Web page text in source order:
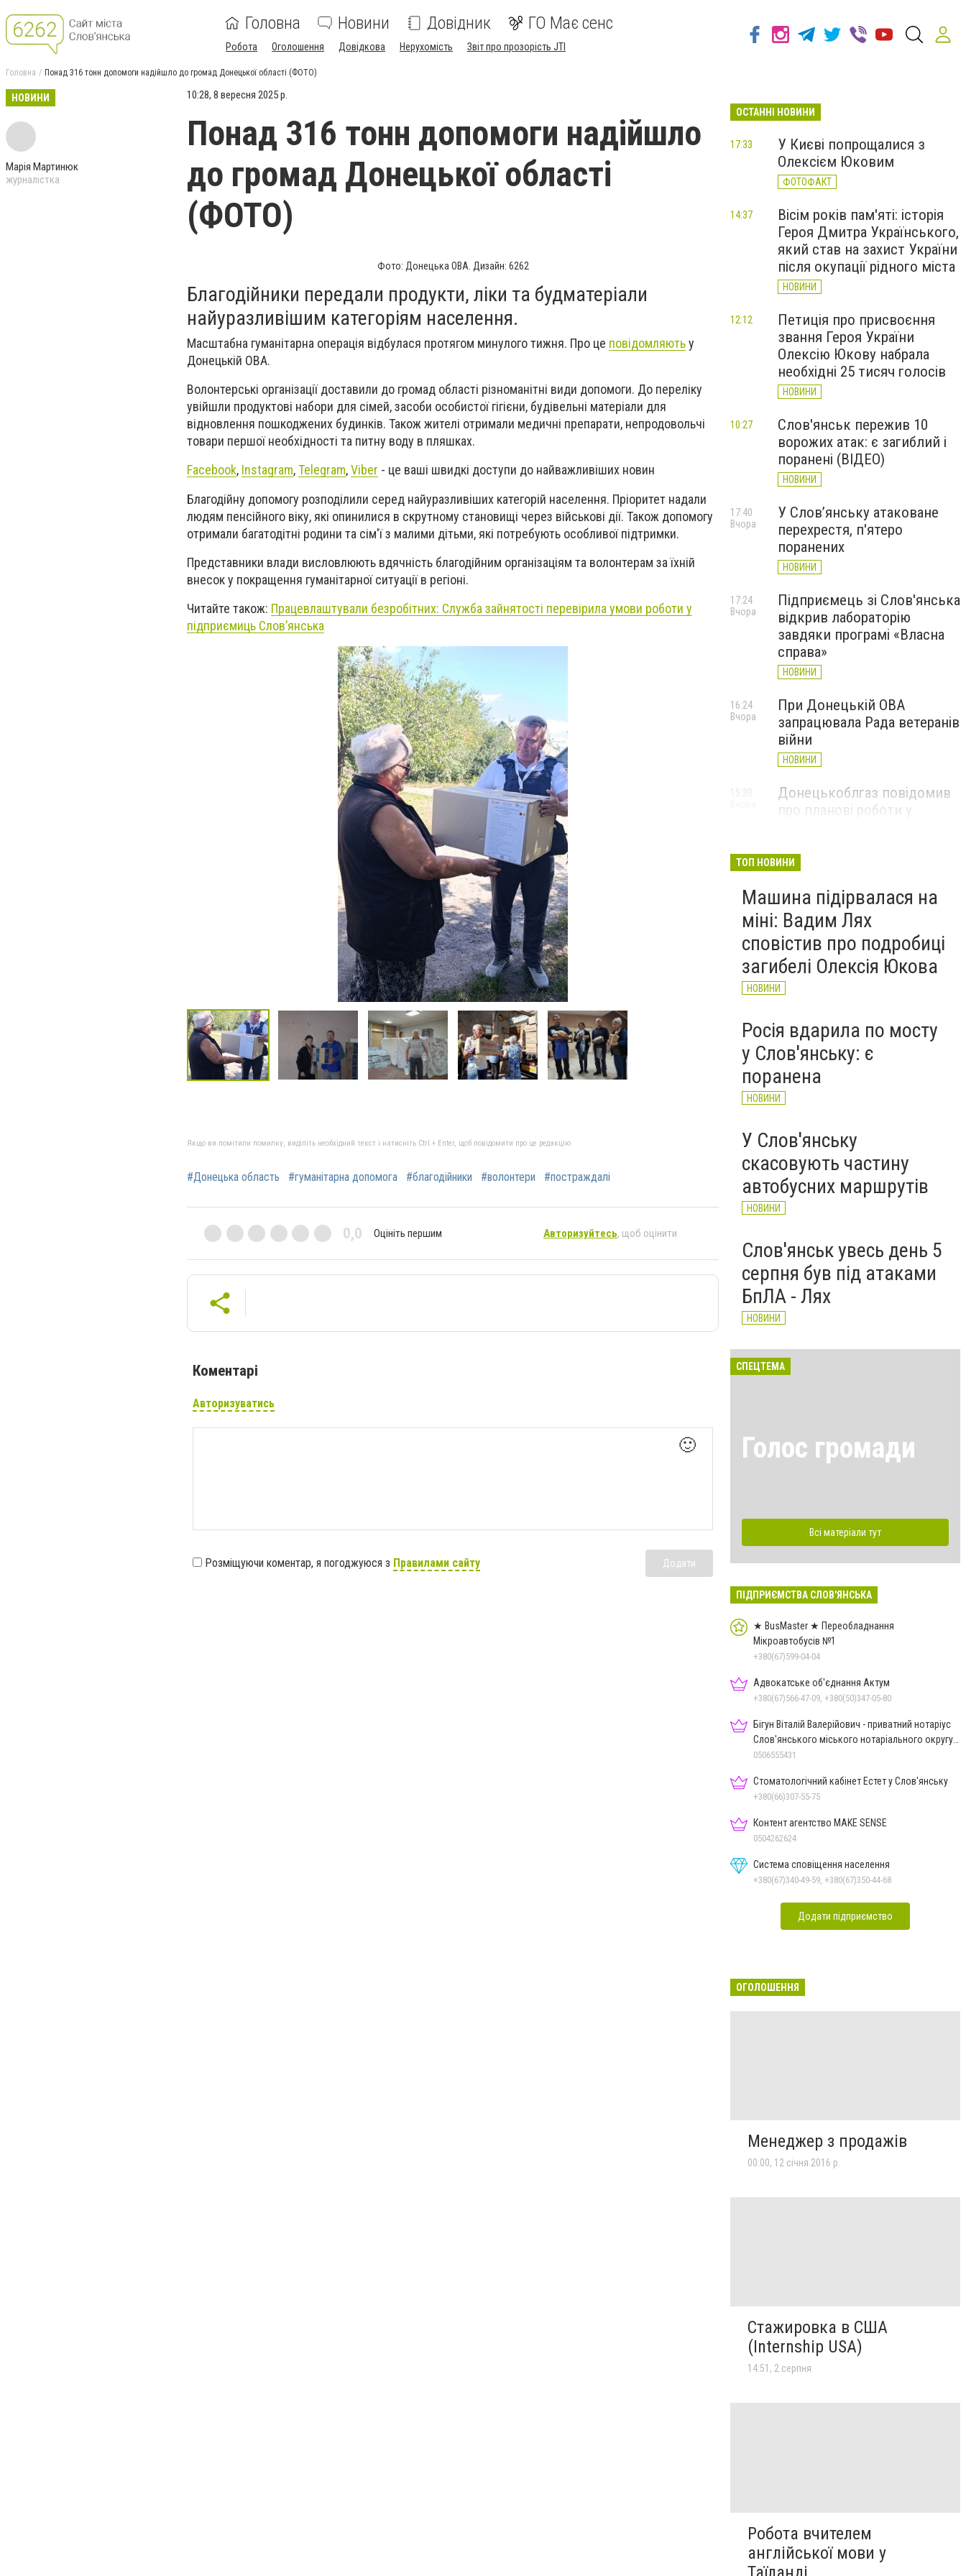
Головна Новини Довідник ГО Має сенс
Робота Оголошення Довідкова Нерухомість Звіт про прозорість JTI
Головна Понад 316 тонн допомоги надійшло до громад Донецької області (ФОТО)
НОВИНИ
Марія Мартинюк
журналістка
10:28, 8 вересня 2025 р.
Понад 316 тонн допомоги надійшло
до громад Донецької області
(ФОТО)
Фото: Донецька ОВА. Дизайн: 6262
Благодійники передали продукти, ліки та будматеріали
найуразливішим категоріям населення.
Масштабна гуманітарна операція відбулася протягом минулого тижня. Про це повідомляютьу
Донецькій ОВА.
Волонтерські організації доставили до громад області різноманітні види допомоги. До переліку
увійшли продуктові набори для сімей, засоби особистої гігієни, будівельні матеріали для
відновлення пошкоджених будинків. Також жителі отримали медичні препарати, непродовольчі
товари першої необхідності та питну воду в пляшках.
Facebook, Instagram,Telegram,Viber - це ваші швидкі доступи до найважливіших новин
Благодійну допомогу розподілили серед найуразливіших категорій населення. Пріоритет надали
людям пенсійного віку, які опинилися в скрутному становищі через військові дії. Також допомогу
отримали багатодітні родини та сім'ї з малими дітьми, які потребують особливої підтримки.
Представники влади висловлюють вдячність благодійним організаціям та волонтерам за їхній
внесок у покращення гуманітарної ситуації в регіоні.
Читайте також: Працевлаштували безробітних: Служба зайнятості перевірила умови роботи у
підприємиць Слов’янська
Якщо ви помітили помилку, виділіть необхідний текст і натисніть Ctrl + Enter, щоб повідомити про це редакцію
#Донецька область #гуманітарна допомога #благодійники #волонтери #постраждалі
0,0 Оцініть першим Авторизуйтесь, щоб оцінити
Коментарі
Авторизуватись
🙂
Розміщуючи коментар, я погоджуюся з Правилами сайту Додати
ОСТАННІ НОВИНИ
У Києві попрощалися з
Олексієм Юковим
ФОТОФАКТ
17:33
Вісім років пам'яті: історія
Героя Дмитра Українського,
який став на захист України
після окупації рідного міста
НОВИНИ
14:37
Петиція про присвоєння
звання Героя України
Олексію Юкову набрала
необхідні 25 тисяч голосів
НОВИНИ
12:12
Слов'янськ пережив 10
ворожих атак: є загиблий і
поранені (ВІДЕО)
НОВИНИ
10:27
У Слов’янську атаковане
перехрестя, п'ятеро
поранених
НОВИНИ
17:40
Вчора
Підприємець зі Слов'янська
відкрив лабораторію
завдяки програмі «Власна
справа»
НОВИНИ
17:24
Вчора
При Донецькій ОВА
запрацювала Рада ветеранів
війни
НОВИНИ
16:24
Вчора
Донецькоблгаз повідомив
про планові роботи у
НОВИНИ
15:30
ТОП НОВИНИ
Машина підірвалася на
міні: Вадим Лях
сповістив про подробиці
загибелі Олексія Юкова
НОВИНИ
Росія вдарила по мосту
у Слов'янську: є
поранена
НОВИНИ
У Слов'янську
скасовують частину
автобусних маршрутів
НОВИНИ
Слов'янськ увесь день 5
серпня був під атаками
БпЛА - Лях
НОВИНИ
СПЕЦТЕМА
Голос громади
Всі матеріали тут
ПІДПРИЄМСТВА СЛОВ'ЯНСЬКА
★ BusMaster ★ Переобладнання
Мікроавтобусів №1
+380(67)599-04-04
Адвокатське об'єднання Актум
+380(67)566-47-09, +380(50)347-05-80
Бігун Віталій Валерійович - приватний нотаріус
Слов'янського міського нотаріального округу
Дон.обл.
0506555431
Стоматологічний кабінет Естет у Слов'янську
+380(66)307-55-75
Контент агентство MAKE SENSE
0504262624
Система сповіщення населення
+380(67)340-49-59, +380(67)350-44-68
Додати підприємство
ОГОЛОШЕННЯ
Менеджер з продажів
00:00, 12 січня 2016 р.
Стажировка в США
(Internship USA)
14:51, 2 серпня
Робота вчителем
англійської мови у